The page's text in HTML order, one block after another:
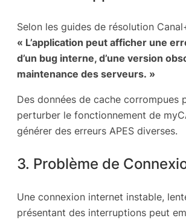
Selon les guides de résolution
« L’application peut afficher une
d’un bug interne, d’une version
maintenance des serveurs. »
Des données de cache corrompues
perturber le fonctionnement de
générer des erreurs APES diverses.
3. Problème de
Une connexion internet instable,
présentant des interruptions peut